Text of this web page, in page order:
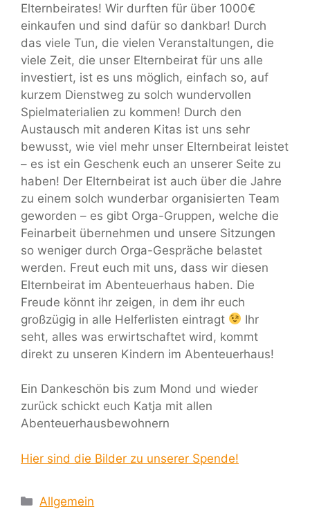
Elternbeirates! Wir durften für über 1000€
einkaufen und sind dafür so dankbar! Durch
das viele Tun, die vielen Veranstaltungen, die
viele Zeit, die unser Elternbeirat für uns alle
investiert, ist es uns möglich, einfach so, auf
kurzem Dienstweg zu solch wundervollen
Spielmaterialien zu kommen! Durch den
Austausch mit anderen Kitas ist uns sehr
bewusst, wie viel mehr unser Elternbeirat leistet
– es ist ein Geschenk euch an unserer Seite zu
haben! Der Elternbeirat ist auch über die Jahre
zu einem solch wunderbar organisierten Team
geworden – es gibt Orga-Gruppen, welche die
Feinarbeit übernehmen und unsere Sitzungen
so weniger durch Orga-Gespräche belastet
werden. Freut euch mit uns, dass wir diesen
Elternbeirat im Abenteuerhaus haben. Die
Freude könnt ihr zeigen, in dem ihr euch
großzügig in alle Helferlisten eintragt
Ihr
seht, alles was erwirtschaftet wird, kommt
direkt zu unseren Kindern im Abenteuerhaus!
Ein Dankeschön bis zum Mond und wieder
zurück schickt euch Katja mit allen
Abenteuerhausbewohnern
Hier sind die Bilder zu unserer Spende!
Kategorien
Allgemein